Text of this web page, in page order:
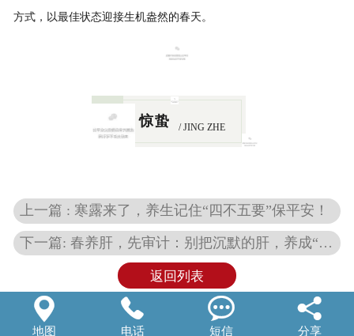
方式，以最佳状态迎接生机盎然的春天。
惊蛰 / JING ZHE
上一篇 : 寒露来了，养生记住“四不五要”保平安！
下一篇: 春养肝，先审计：别把沉默的肝，养成“坏账”
返回列表

地图

电话

短信

分享